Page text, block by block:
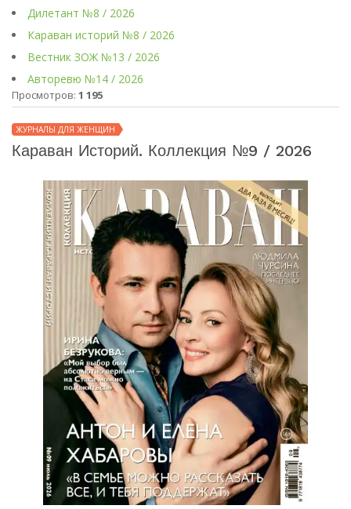
Дилетант №8 / 2026
Караван историй №8 / 2026
Вестник ЗОЖ №13 / 2026
Авторевю №14 / 2026
Просмотров: 1 195
ЖУРНАЛЫ ДЛЯ ЖЕНЩИН
Караван Историй. Коллекция №9 / 2026